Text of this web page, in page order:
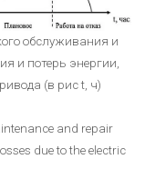
обслуживания и
и потерь энергии,
(в рис t, ч)
and repair
due to the electric